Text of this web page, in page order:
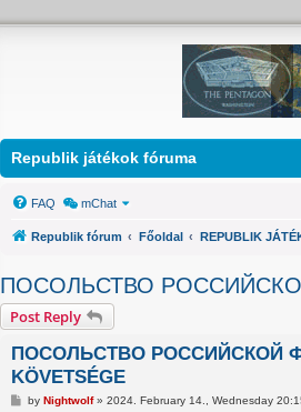
Republik játékok fóruma
FAQ mChat
Republik fórum Főoldal REPUBLIK
ПОСОЛЬСТВО РОССИЙСКОЙ
Post Reply
ПОСОЛЬСТВО РОССИЙСКОЙ
KÖVETSÉGE
PbyNightwolf»2024. February 14., Wednesday